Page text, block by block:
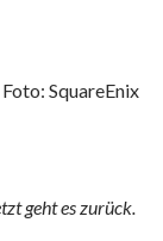
Foto: SquareEnix
geht es zurück.